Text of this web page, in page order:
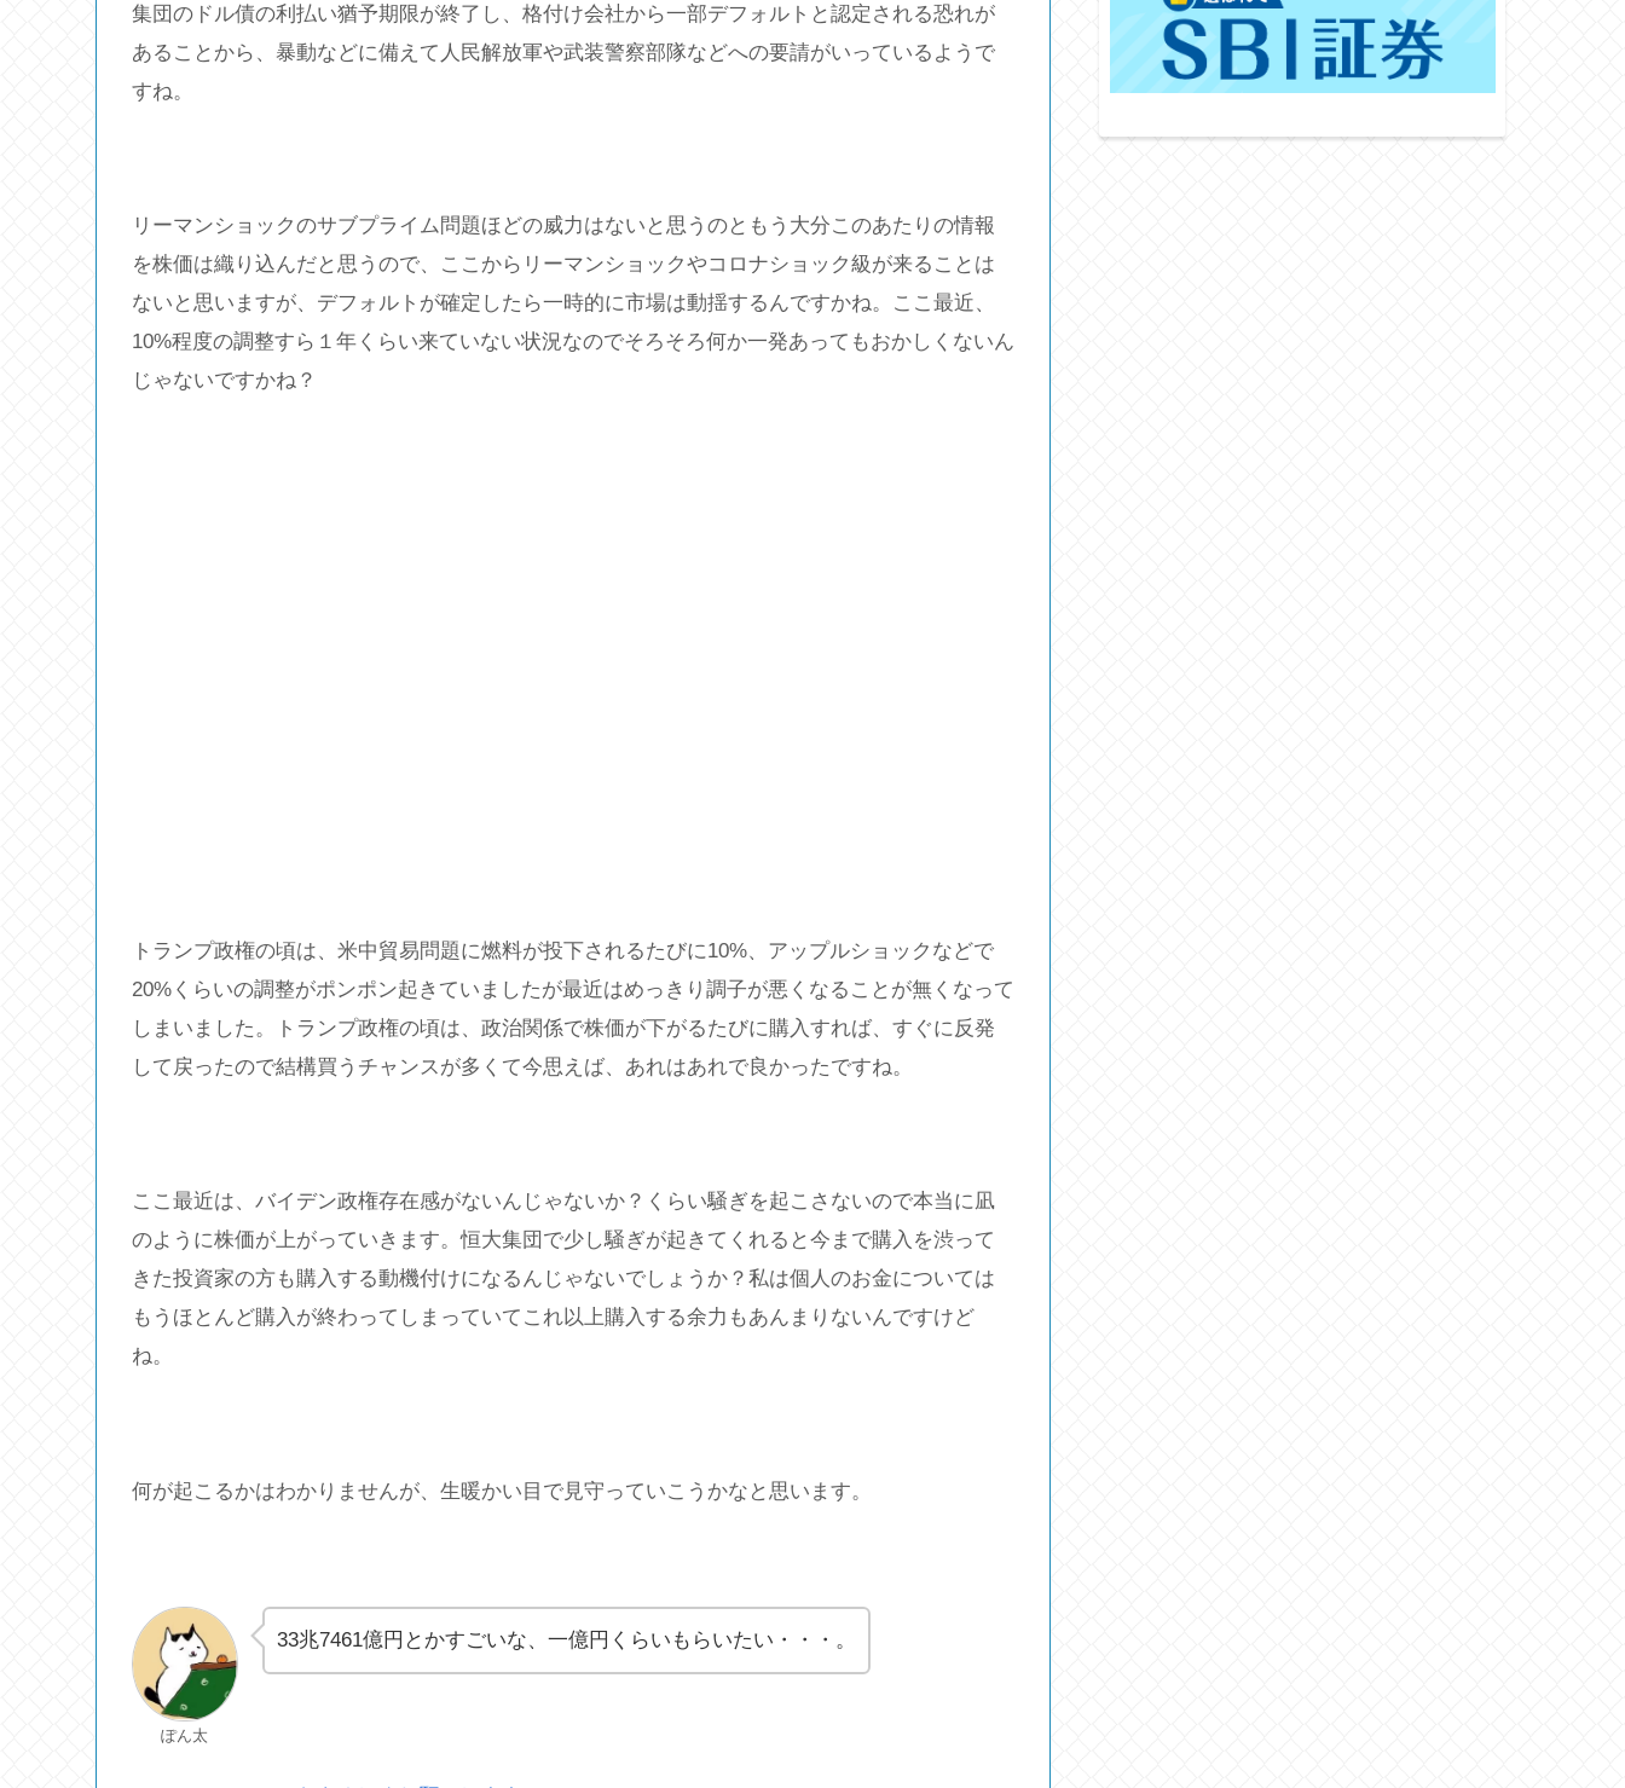
集団のドル債の利払い猶予期限が終了し、格付け会社から一部デフォルトと認定される恐れが
あることから、暴動などに備えて人民解放軍や武装警察部隊などへの要請がいっているようで
すね。
リーマンショックのサブプライム問題ほどの威力はないと思うのともう大分このあたりの情報
を株価は織り込んだと思うので、ここからリーマンショックやコロナショック級が来ることは
ないと思いますが、デフォルトが確定したら一時的に市場は動揺するんですかね。ここ最近、
10%程度の調整すら１年くらい来ていない状況なのでそろそろ何か一発あってもおかしくないん
じゃないですかね？
トランプ政権の頃は、米中貿易問題に燃料が投下されるたびに10%、アップルショックなどで
20%くらいの調整がポンポン起きていましたが最近はめっきり調子が悪くなることが無くなって
しまいました。トランプ政権の頃は、政治関係で株価が下がるたびに購入すれば、すぐに反発
して戻ったので結構買うチャンスが多くて今思えば、あれはあれで良かったですね。
ここ最近は、バイデン政権存在感がないんじゃないか？くらい騒ぎを起こさないので本当に凪
のように株価が上がっていきます。恒大集団で少し騒ぎが起きてくれると今まで購入を渋って
きた投資家の方も購入する動機付けになるんじゃないでしょうか？私は個人のお金については
もうほとんど購入が終わってしまっていてこれ以上購入する余力もあんまりないんですけど
ね。
何が起こるかはわかりませんが、生暖かい目で見守っていこうかなと思います。
ぽん太
33兆7461億円とかすごいな、一億円くらいもらいたい・・・。